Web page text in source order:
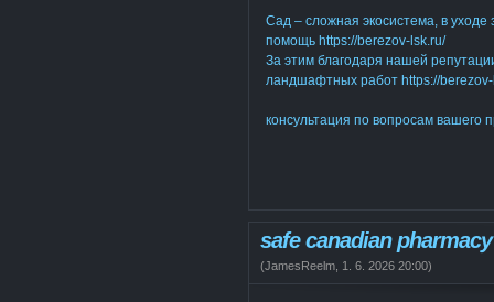
Сад – сложная экосистема, в
помощь https://berezov-lsk.ru/
За этим благодаря нашей
ландшафтных работ https://
консультация по вопросам вашего
safe canadian pharmacy
(JamesReelm 1. 6. 2026 20:00)